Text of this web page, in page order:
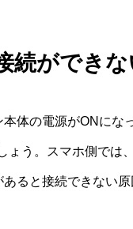
続ができ
体の電源がONにな
う。スマホ側では
ると接続できない原